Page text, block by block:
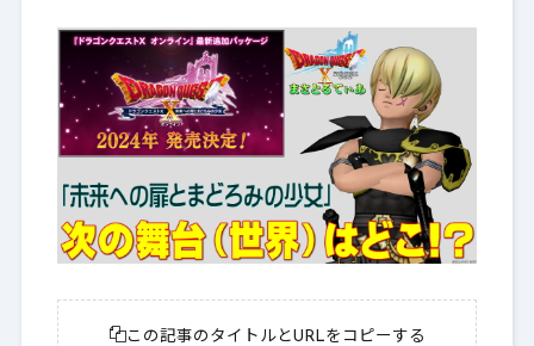
この記事のタイトルとURLをコピーする